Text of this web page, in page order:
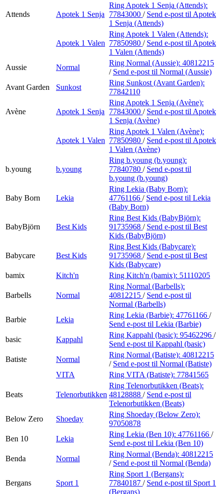
Attends Apotek 1 Senja
Ring Apotek 1 Senja (Attends):
77843000 / Send e-post til Apotek
1 Senja (Attends)
Apotek 1 Valen
Ring Apotek 1 Valen (Attends):
77850980 / Send e-post til Apotek
1 Valen (Attends)
Aussie
Normal
Ring Normal (Aussie): 40812215
/ Send e-post til Normal (Aussie)
Avant Garden
Sunkost
Ring Sunkost (Avant Garden):
77842110
Avène Apotek 1 Senja
Ring Apotek 1 Senja (Avène):
77843000 / Send e-post til Apotek
1 Senja (Avène)
Apotek 1 Valen
Ring Apotek 1 Valen (Avène):
77850980 / Send e-post til Apotek
1 Valen (Avène)
b.young b.young
Ring b.young (b.young):
77840780 / Send e-post til
b.young (b.young)
Baby Born Lekia
Ring Lekia (Baby Born):
47761166 / Send e-post til Lekia
(Baby Born)
BabyBjörn Best Kids
Ring Best Kids (BabyBjörn):
91735968 / Send e-post til Best
Kids (BabyBjörn)
Babycare Best Kids
Ring Best Kids (Babycare):
91735968 / Send e-post til Best
Kids (Babycare)
bamix
Kitch'n Ring Kitch'n (bamix): 51110205
Barbells Normal
Ring Normal (Barbells):
40812215 / Send e-post til
Normal (Barbells)
Barbie
Lekia
Ring Lekia (Barbie): 47761166 /
Send e-post til Lekia (Barbie)
basic
Kappahl
Ring Kappahl (basic): 95462296 /
Send e-post til Kappahl (basic)
Batiste
Normal
Ring Normal (Batiste): 40812215
/ Send e-post til Normal (Batiste)
VITA
Ring VITA (Batiste): 77841565
Beats Telenorbutikken
Ring Telenorbutikken (Beats):
48128888 / Send e-post til
Telenorbutikken (Beats)
Below Zero
Shoeday
Ring Shoeday (Below Zero):
97050878
Ben 10
Lekia
Ring Lekia (Ben 10): 47761166 /
Send e-post til Lekia (Ben 10)
Benda
Normal
Ring Normal (Benda): 40812215
/ Send e-post til Normal (Benda)
Bergans Sport 1
Ring Sport 1 (Bergans):
77840187 / Send e-post til Sport 1
(Bergans)